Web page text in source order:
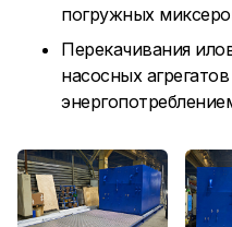
погружных
Перекачивания
насосных